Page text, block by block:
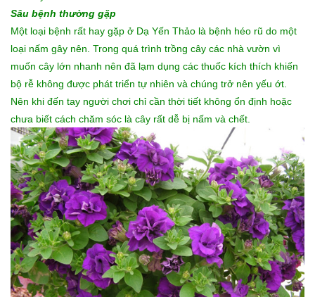
Sâu bệnh thường gặp
Một loại bệnh rất hay gặp ở Dạ Yến Thảo là bệnh héo rũ do một
loại nấm gây nên. Trong quá trình trồng cây các nhà vườn vì
muốn cây lớn nhanh nên đã lạm dụng các thuốc kích thích khiến
bộ rễ không được phát triển tự nhiên và chúng trở nên yếu ớt.
Nên khi đến tay người chơi chỉ cần thời tiết không ổn định hoặc
chưa biết cách chăm sóc là cây rất dễ bị nấm và chết.